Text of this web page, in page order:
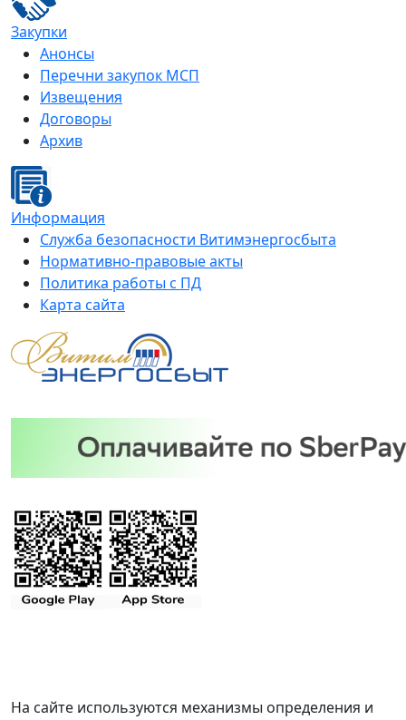
Закупки
Анонсы
Перечни закупок МСП
Извещения
Договоры
Архив
Информация
Служба безопасности Витимэнергосбыта
Нормативно-правовые акты
Политика работы с ПД
Карта сайта
На сайте используются механизмы определения и